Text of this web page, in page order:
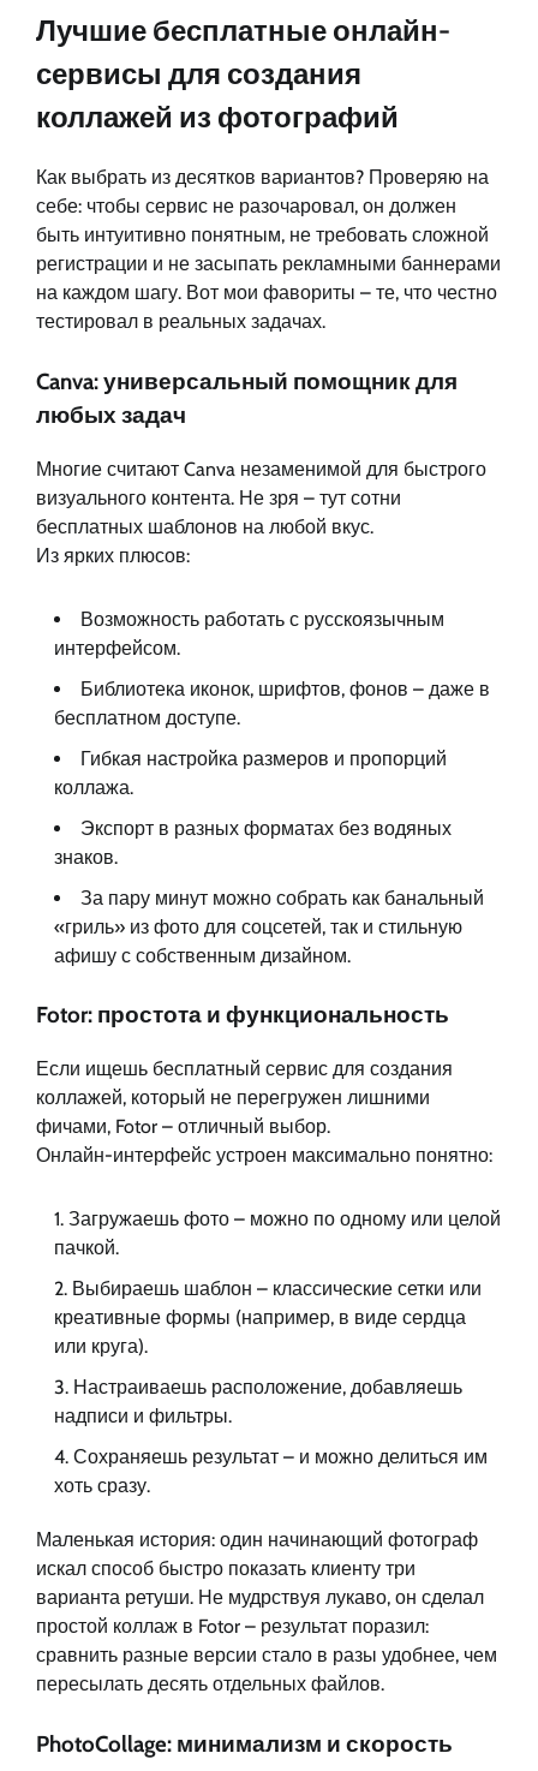
Лучшие бесплатные онлайн-
сервисы для создания
коллажей из фотографий
Как выбрать из десятков вариантов? Проверяю на
себе: чтобы сервис не разочаровал, он должен
быть интуитивно понятным, не требовать сложной
регистрации и не засыпать рекламными баннерами
на каждом шагу. Вот мои фавориты – те, что честно
тестировал в реальных задачах.
Canva: универсальный помощник для
любых задач
Многие считают Canva незаменимой для быстрого
визуального контента. Не зря – тут сотни
бесплатных шаблонов на любой вкус.
Из ярких плюсов:
Возможность работать с русскоязычным
интерфейсом.
Библиотека иконок, шрифтов, фонов – даже в
бесплатном доступе.
Гибкая настройка размеров и пропорций
коллажа.
Экспорт в разных форматах без водяных
знаков.
За пару минут можно собрать как банальный
«гриль» из фото для соцсетей, так и стильную
афишу с собственным дизайном.
Fotor: простота и функциональность
Если ищешь бесплатный сервис для создания
коллажей, который не перегружен лишними
фичами, Fotor – отличный выбор.
Онлайн-интерфейс устроен максимально понятно:
Загружаешь фото – можно по одному или целой
пачкой.
Выбираешь шаблон – классические сетки или
креативные формы (например, в виде сердца
или круга).
Настраиваешь расположение, добавляешь
надписи и фильтры.
Сохраняешь результат – и можно делиться им
хоть сразу.
Маленькая история: один начинающий фотограф
искал способ быстро показать клиенту три
варианта ретуши. Не мудрствуя лукаво, он сделал
простой коллаж в Fotor – результат поразил:
сравнить разные версии стало в разы удобнее, чем
пересылать десять отдельных файлов.
PhotoCollage: минимализм и скорость